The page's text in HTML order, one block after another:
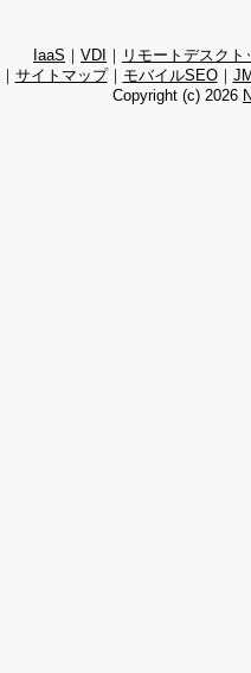
IaaS ｜ VDI ｜ リモートデスクト
｜ サイトマップ｜ モバイルSEO｜
Copyright (c) 2026